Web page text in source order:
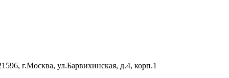
г.Москва, ул.Барвихинская, д.4, корп.1